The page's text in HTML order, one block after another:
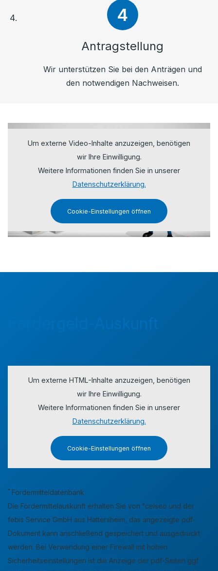
Antragstellung
Wir unterstützen Sie bei den Anträgen und
den notwendigen Nachweisen.
Um externe Video-Inhalte anzuzeigen, benötigen
wir Ihre Einwilligung.
Weitere Informationen finden Sie in unserer
Datenschutzerklärung.
Cookie-Einstellungen öffnen
Um externe HTML-Inhalte anzuzeigen, benötigen
wir Ihre Einwilligung.
Weitere Informationen finden Sie in unserer
Datenschutzerklärung.
Cookie-Einstellungen öffnen
* Fördermitteldatenbank
Die Fördermittelauskunft erhalten Sie von °celseo und der
febis Service GmbH aus Hattersheim, das angezeigte pdf-
Dokument kann anschließend gespeichert und ausgedruckt
werden. Bei Verwendung einer Firewall mit hohen
Sicherheitseinstellungen ist die Anzeige der pdf-Seiten ggf.